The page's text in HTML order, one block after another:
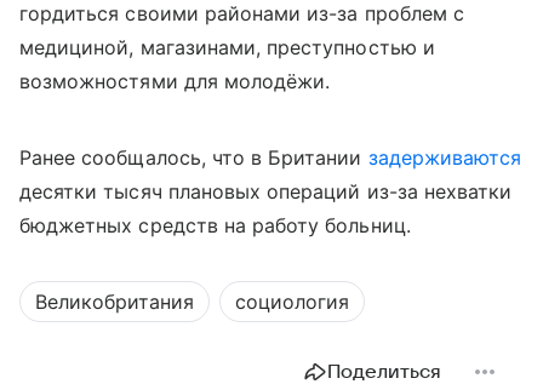
гордиться своими районами из-за проблем с
медициной, магазинами, преступностью и
возможностями для молодёжи.
Ранее сообщалось, что в Британии задерживаются
десятки тысяч плановых операций из-за нехватки
бюджетных средств на работу больниц.
Великобритания социология
Поделиться